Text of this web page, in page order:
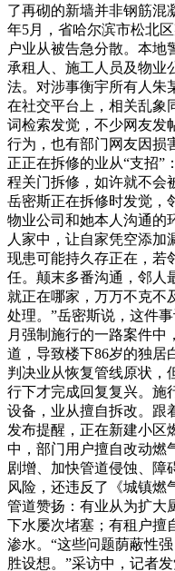
了再砌的新墙并非钢筋混
年5月，省哈尔滨市松北
户业从被告急分散。本地
承租人、施工人员及物业
法。对涉事衡宇所有人朱
在社交平台上，相关乱象
词检索发觉，不少网友发
行为，也有部门网友因损
正正在拆修的业从“支招”
程关门拆修，如许就不会
岳密斯正在拆修时发觉，
物业公司和她本人沟通的
人家中，让自家凭空添加
现患可能持久存正在，若
任。颠末多番沟通，邻人
就正在哪家，万万不克不
处理。”岳密斯说，这件
月强制施行的一路案件中
道，导致楼下86岁的独居
判决业从恢复管线原状，
行下才完成回复复兴。施
设备，业从擅自拆改。跟
发布提醒，正在新建小区
中，部门用户擅自改动燃
剧增、加快管道侵蚀、障
风险，还违反了《城镇燃
管道赞扬：有业从为扩大
下水屡次堵塞；有租户擅
渗水。“这些问题荫蔽性
胜设想。”采访中，记者